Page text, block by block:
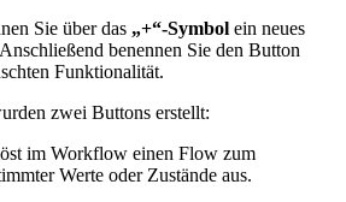
Sie über das „+“-Symbol ein neues
benennen Sie den Button
Funktionalität.
zwei Buttons erstellt:
im Workflow einen Flow zum
Werte oder Zustände aus.